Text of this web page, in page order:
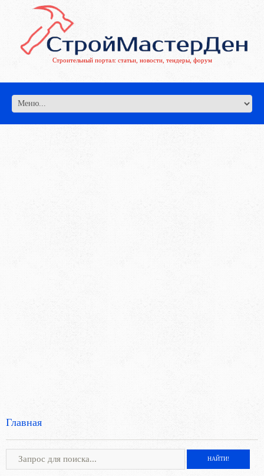
Строительный портал: статьи, новости, тендеры, форум
Главная